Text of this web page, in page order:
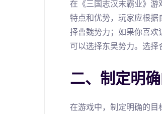
在《三国志汉末霸业》
特点和优势，玩家应根
择曹魏势力；如果你喜欢
可以选择东吴势力。选择
二、制定明
在游戏中，制定明确的